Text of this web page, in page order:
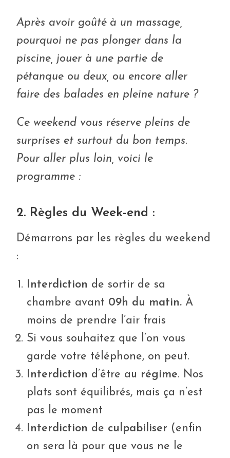
Après avoir goûté à un massage,
pourquoi ne pas plonger dans la
piscine, jouer à une partie de
pétanque ou deux, ou encore aller
faire des balades en pleine nature ?
Ce weekend vous réserve pleins de
surprises et surtout du bon temps.
Pour aller plus loin, voici le
programme :
2. Règles du Week-end :
Démarrons par les règles du weekend
:
Interdiction de sortir de sa
chambre avant 09h du matin. À
moins de prendre l’air frais
Si vous souhaitez que l’on vous
garde votre téléphone, on peut.
Interdiction d’être au régime. Nos
plats sont équilibrés, mais ça n’est
pas le moment
Interdiction de culpabiliser (enfin
on sera là pour que vous ne le